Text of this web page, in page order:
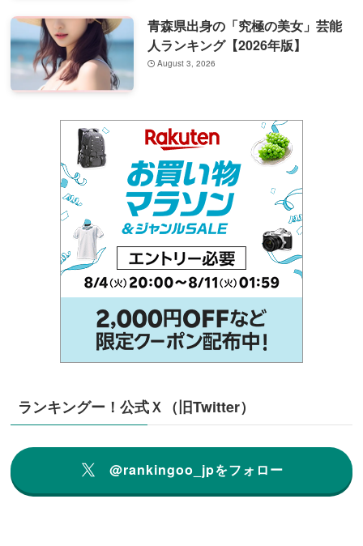
青森県出身の「究極の美女」芸能
人ランキング【2026年版】
August 3, 2026
ランキングー！公式Ｘ（旧Twitter）
@rankingoo_jpをフォロー